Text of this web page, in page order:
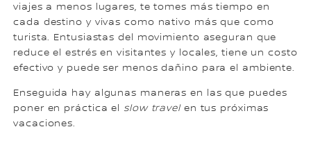
viajes a menos lugares, te tomes más tiempo en
cada destino y vivas como nativo más que como
turista. Entusiastas del movimiento aseguran que
reduce el estrés en visitantes y locales, tiene un costo
efectivo y puede ser menos dañino para el ambiente.
Enseguida hay algunas maneras en las que puedes
poner en práctica el slow travelen tus próximas
vacaciones.